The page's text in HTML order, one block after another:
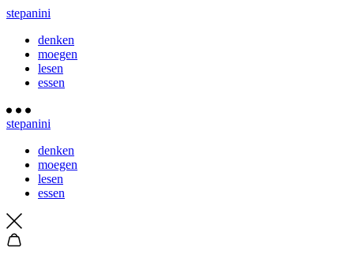
stepanini
denken
moegen
lesen
essen
stepanini
denken
moegen
lesen
essen